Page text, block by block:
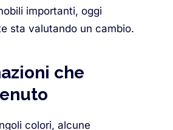
importanti, oggi
sta valutando un cambio.
che
colori, alcune